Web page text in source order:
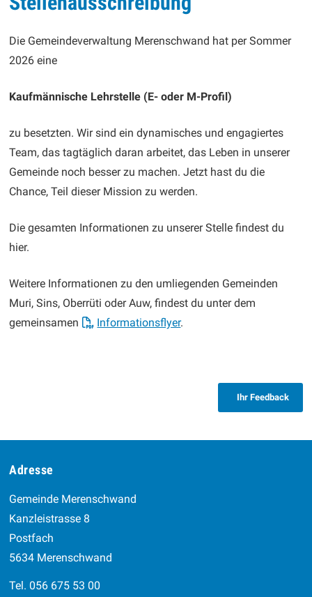
Die Gemeindeverwaltung Merenschwand hat per Sommer
2026 eine
Kaufmännische Lehrstelle (E- oder M-Profil)
zu besetzten. Wir sind ein dynamisches und engagiertes
Team, das tagtäglich daran arbeitet, das Leben in unserer
Gemeinde noch besser zu machen. Jetzt hast du die
Chance, Teil dieser Mission zu werden.
Die gesamten Informationen zu unserer Stelle findest du
hier.
Weitere Informationen zu den umliegenden Gemeinden
Muri, Sins, Oberrüti oder Auw, findest du unter dem
gemeinsamen
Informationsflyer.
Ihr Feedback
Footer
Adresse
Gemeinde Merenschwand
Kanzleistrasse 8
Postfach
5634 Merenschwand
Tel. 056 675 53 00